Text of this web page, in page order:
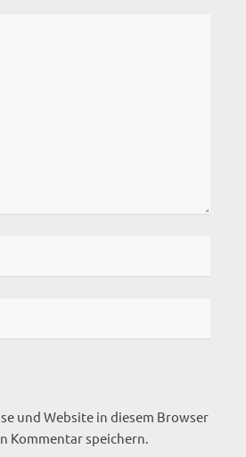
und Website in diesem Browser
Kommentar speichern.